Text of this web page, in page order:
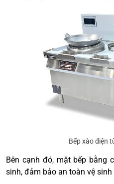
Bếp xào điện
Bên cạnh đó, mặt bếp bằng
sinh, đảm bảo an toàn vệ